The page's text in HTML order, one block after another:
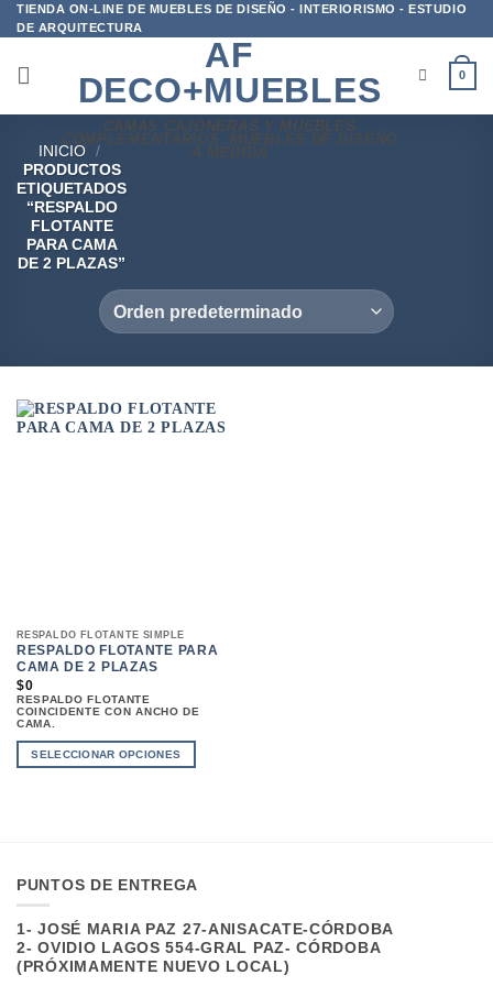
Saltar
al
TIENDA ON-LINE DE MUEBLES DE DISEÑO - INTERIORISMO - ESTUDIO
DE ARQUITECTURA
AF
DECO+MUEBLES
CAMAS CAJONERAS Y MUEBLES
COMPLEMENTARIOS. MUEBLES DE DISEÑO
A MEDIDA
0
INICIO /
PRODUCTOS
ETIQUETADOS
“RESPALDO
FLOTANTE
PARA CAMA
DE 2 PLAZAS”
RESPALDO FLOTANTE SIMPLE
RESPALDO FLOTANTE PARA
CAMA DE 2 PLAZAS
$0
RESPALDO FLOTANTE
COINCIDENTE CON ANCHO DE
CAMA.
SELECCIONAR OPCIONES
SE
EN
LA
PÁGINA
DE
PUNTOS DE ENTREGA
1- JOSÉ MARIA PAZ 27-ANISACATE-CÓRDOBA
2- OVIDIO LAGOS 554-GRAL PAZ- CÓRDOBA
(PRÓXIMAMENTE NUEVO LOCAL)